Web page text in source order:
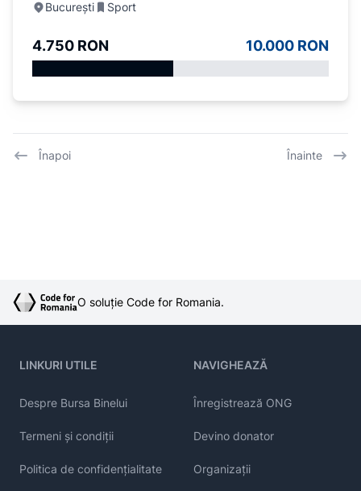
București Sport
4.750 RON 10.000 RON
Înapoi Înainte
O soluție Code for Romania.
LINKURI UTILE
Despre Bursa Binelui
Termeni și condiții
Politica de confidențialitate
NAVIGHEAZĂ
Înregistrează ONG
Devino donator
Organizații